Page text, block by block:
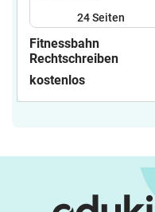
24Seiten
Fitnessbahn
Rechtschreiben
kostenlos